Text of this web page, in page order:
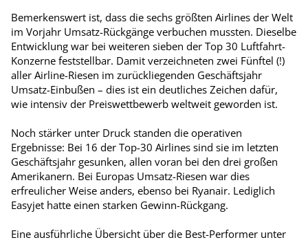
Bemerkenswert ist, dass die sechs größten Airlines der Welt
im Vorjahr Umsatz-Rückgänge verbuchen mussten. Dieselbe
Entwicklung war bei weiteren sieben der Top 30 Luftfahrt-
Konzerne feststellbar. Damit verzeichneten zwei Fünftel (!)
aller Airline-Riesen im zurückliegenden Geschäftsjahr
Umsatz-Einbußen – dies ist ein deutliches Zeichen dafür,
wie intensiv der Preiswettbewerb weltweit geworden ist.
Noch stärker unter Druck standen die operativen
Ergebnisse: Bei 16 der Top-30 Airlines sind sie im letzten
Geschäftsjahr gesunken, allen voran bei den drei großen
Amerikanern. Bei Europas Umsatz-Riesen war dies
erfreulicher Weise anders, ebenso bei Ryanair. Lediglich
Easyjet hatte einen starken Gewinn-Rückgang.
Eine ausführliche Übersicht über die Best-Performer unter